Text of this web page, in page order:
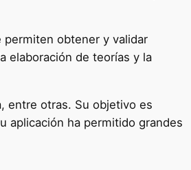
obtener y validar
elaboración de teorías y la
entre otras. Su objetivo es
aplicación ha permitido grandes